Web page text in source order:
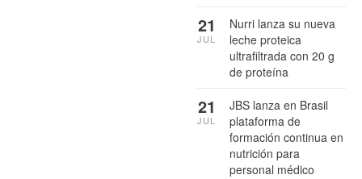
Nurri lanza su nueva
leche proteica
ultrafiltrada con 20 g
de proteína
21
JUL
JBS lanza en Brasil
plataforma de
formación continua en
nutrición para
personal médico
21
JUL